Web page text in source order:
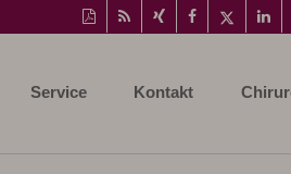
Diese
Seite
drucken
RSS-
Feed
Auf
Xing
Auf
Facebook
Twitter
Auf
Service Kontakt